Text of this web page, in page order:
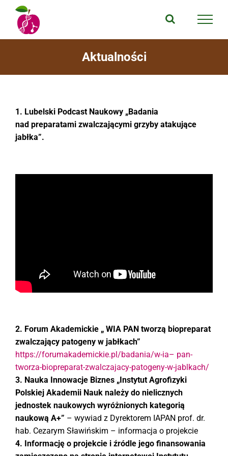
Przejdź
zawartości
Aktualności
1. Lubelski Podcast Naukowy „Badania
nad preparatami zwalczającymi grzyby atakujące
jabłka”.
2. Forum Akademickie „ WIA PAN tworzą biopreparat
zwalczający patogeny w jabłkach”
https://forumakademickie.pl/badania/w-ia– pan-
tworza-biopreparat-zwalczajacy-patogeny-w-jablkach/
3. Nauka Innowacje Biznes „Instytut Agrofizyki
Polskiej Akademii Nauk należy do nielicznych
jednostek naukowych wyróżnionych kategorią
naukową A+” – wywiad z Dyrektorem IAPAN prof. dr.
hab. Cezarym Sławińskim – informacja o projekcie
4. Informację o projekcie i źródle jego finansowania